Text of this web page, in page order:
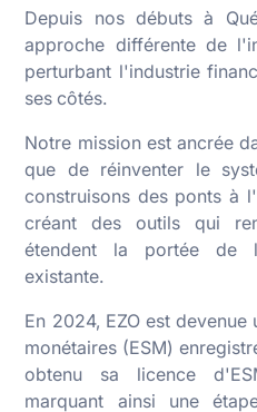
Depuis nos débuts à
approche différente de
perturbant l'industrie
ses côtés.
Notre mission est ancrée
que de réinventer le
construisons des ponts à
créant des outils qui
étendent la portée de
existante.
En 2024, EZO est
monétaires (ESM)
obtenu sa licence
marquant ainsi une